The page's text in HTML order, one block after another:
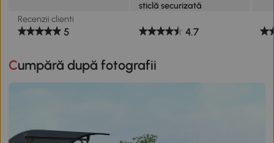
sticlă securizată
Recenzii clienti
5 4.7
Cumpără după fotografii